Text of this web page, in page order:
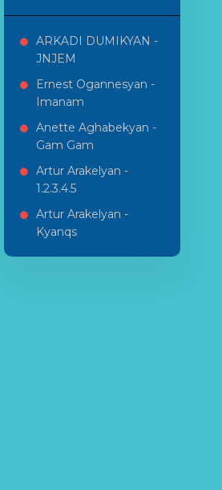
ARKADI DUMIKYAN -
JNJEM
Ernest Ogannesyan -
Imanam
Anette Aghabekyan -
Gam Gam
Artur Arakelyan -
1.2.3.4.5
Artur Arakelyan -
Kyanqs